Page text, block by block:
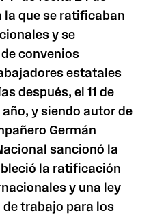
la que se ratificaban
y se
convenios
estatales
después, el 11 de
y siendo autor de
Germán
sancionó la
la ratificación
y una ley
trabajo para los